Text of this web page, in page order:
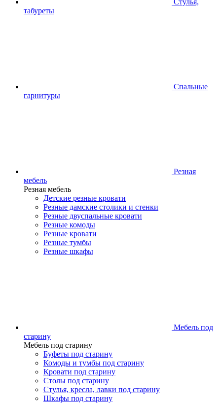
Стулья,
табуреты
Спальные
гарнитуры
Резная
мебель
Резная мебель
Детские резные кровати
Резные дамские столики и стенки
Резные двуспальные кровати
Резные комоды
Резные кровати
Резные тумбы
Резные шкафы
Мебель под
старину
Мебель под старину
Буфеты под старину
Комоды и тумбы под старину
Кровати под старину
Столы под старину
Стулья, кресла, лавки под старину
Шкафы под старину